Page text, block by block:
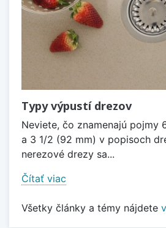
Typy výpustí drezov
Neviete, čo znamenajú pojmy
a 3 1/2 (92 mm) v popisoch
nerezové drezy sa...
Čítať viac
Všetky články a témy nájdete